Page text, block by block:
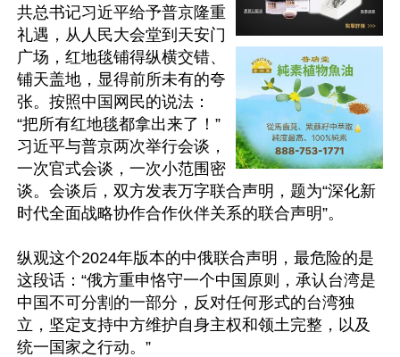
共总书记习近平给予普京隆重
礼遇，从人民大会堂到天安门
广场，红地毯铺得纵横交错、
铺天盖地，显得前所未有的夸
张。按照中国网民的说法：
“把所有红地毯都拿出来了！”
习近平与普京两次举行会谈，
一次官式会谈，一次小范围密
谈。会谈后，双方发表万字联合声明，题为“深化新
时代全面战略协作合作伙伴关系的联合声明”。
纵观这个2024年版本的中俄联合声明，最危险的是
这段话：“俄方重申恪守一个中国原则，承认台湾是
中国不可分割的一部分，反对任何形式的台湾独
立，坚定支持中方维护自身主权和领土完整，以及
统一国家之行动。”